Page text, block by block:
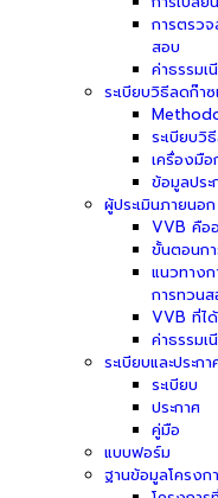
การตรวจ
สอบ
ค่าธรรมเ
ระเบียบวิธีลดก๊าซ
ระเบียบวิ
เครื่องมื
ข้อมูลปร
ผู้ประเมินภายนอ
VVB คืออ
ขั้นตอนก
แนวทางก
การทวน
VVB ที่ไ
ค่าธรรมเ
ระเบียบและประกา
ระเบียบ
ประกาศ
คู่มือ
แบบฟอร์ม
ฐานข้อมูลโครงก